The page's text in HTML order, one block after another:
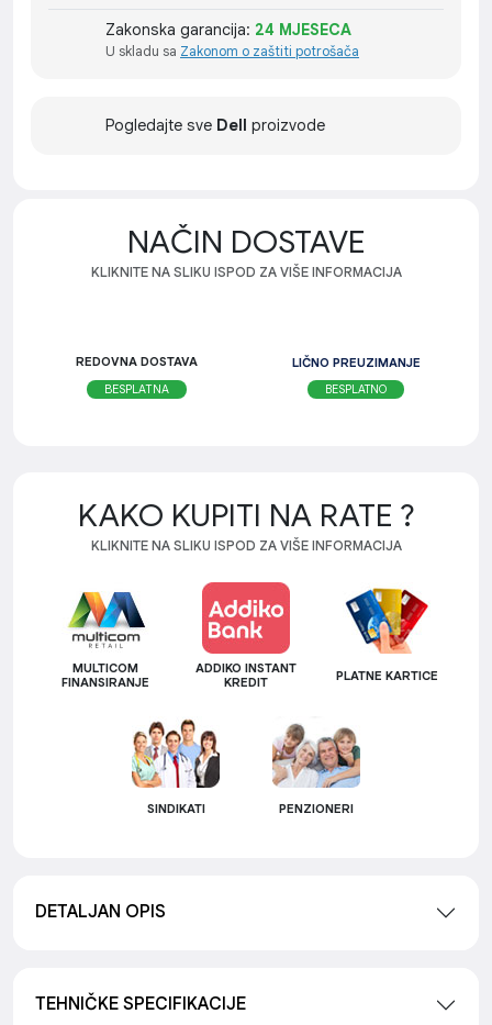
Zakonska garancija: 24 MJESECA
U skladu sa Zakonom o zaštiti potrošača
Pogledajte sve Dell proizvode
NAČIN DOSTAVE
KLIKNITE NA SLIKU ISPOD ZA VIŠE INFORMACIJA
REDOVNA DOSTAVA
BESPLATNA
LIČNO PREUZIMANJE
BESPLATNO
KAKO KUPITI NA RATE ?
KLIKNITE NA SLIKU ISPOD ZA VIŠE INFORMACIJA
MULTICOM
FINANSIRANJE
ADDIKO INSTANT
KREDIT
PLATNE KARTICE
SINDIKATI PENZIONERI
DETALJAN OPIS
TEHNIČKE SPECIFIKACIJE